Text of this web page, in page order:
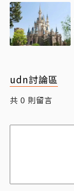
udn討論區
共 0 則留言